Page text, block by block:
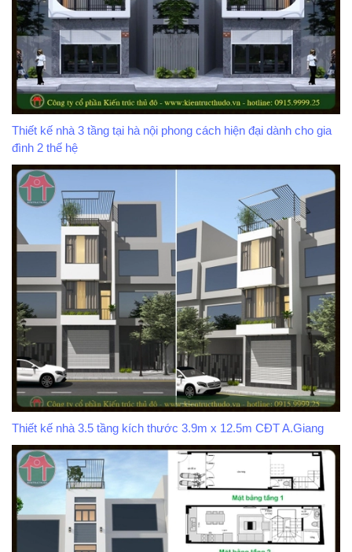
Thiết kế nhà 3 tầng tại hà nội phong cách hiện đại dành cho gia
đình 2 thế hệ
Thiết kế nhà 3.5 tầng kích thước 3.9m x 12.5m CĐT A.Giang